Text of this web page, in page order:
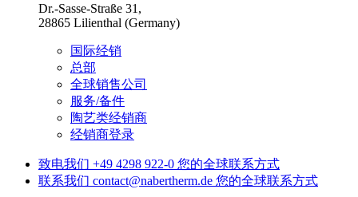
Dr.-Sasse-Straße 31,
28865 Lilienthal (Germany)
国际经销
总部
全球销售公司
服务/备件
陶艺类经销商
经销商登录
致电我们 +49 4298 922-0 您的全球联系方式
联系我们 contact@nabertherm.de 您的全球联系方式